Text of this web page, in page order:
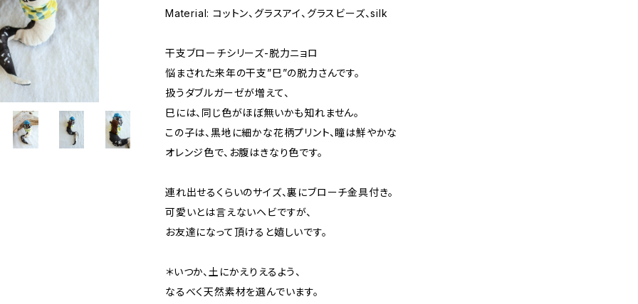
Material: コットン、グラスアイ、グラスビーズ、silk
干支ブローチシリーズ-脱力ニョロ
悩まされた来年の干支”巳”の脱力さんです。
扱うダブルガーゼが増えて、
巳には、同じ色がほぼ無いかも知れません。
この子は、黒地に細かな花柄プリント、瞳は鮮やかな
オレンジ色で、お腹はきなり色です。
連れ出せるくらいのサイズ、裏にブローチ金具付き。
可愛いとは言えないヘビですが、
お友達になって頂けると嬉しいです。
＊いつか、土にかえりえるよう、
なるべく天然素材を選んでいます。